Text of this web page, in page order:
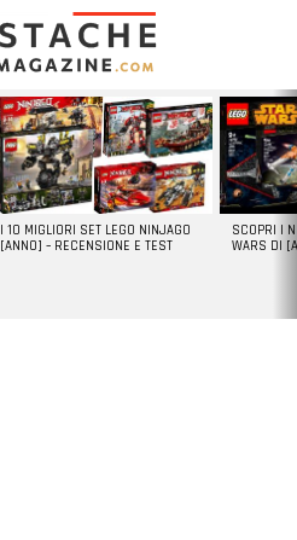
I 10 MIGLIORI SET LEGO NINJAGO
[ANNO] – RECENSIONE E TEST
SCOPRI I
WARS DI